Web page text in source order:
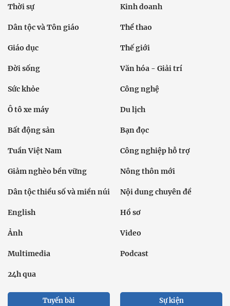
Thời sự Kinh doanh
Dân tộc và Tôn giáo Thể thao
Giáo dục Thế giới
Đời sống Văn hóa - Giải trí
Sức khỏe Công nghệ
Ô tô xe máy Du lịch
Bất động sản Bạn đọc
Tuần Việt Nam Công nghiệp hỗ trợ
Giảm nghèo bền vững Nông thôn mới
Dân tộc thiểu số và miền núi Nội dung chuyên đề
English Hồ sơ
Ảnh Video
Multimedia Podcast
24h qua
Tuyến bài Sự kiện